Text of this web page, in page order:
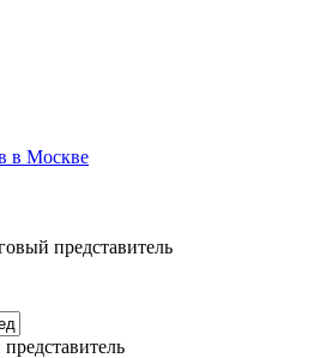
в Москве
представитель